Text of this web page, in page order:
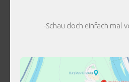
-Schau doch einfach mal